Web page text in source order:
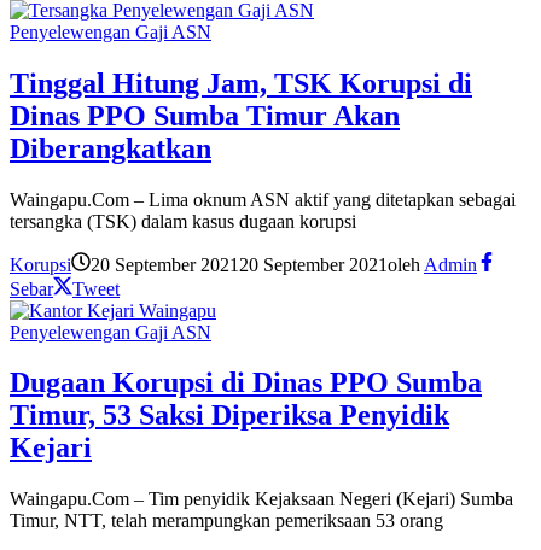
Penyelewengan Gaji ASN
Tinggal Hitung Jam, TSK Korupsi di
Dinas PPO Sumba Timur Akan
Diberangkatkan
Waingapu.Com – Lima oknum ASN aktif yang ditetapkan sebagai
tersangka (TSK) dalam kasus dugaan korupsi
Korupsi 20 September 2021 20 September 2021oleh Admin
Sebar
Tweet
Penyelewengan Gaji ASN
Dugaan Korupsi di Dinas PPO Sumba
Timur, 53 Saksi Diperiksa Penyidik
Kejari
Waingapu.Com – Tim penyidik Kejaksaan Negeri (Kejari) Sumba
Timur, NTT, telah merampungkan pemeriksaan 53 orang